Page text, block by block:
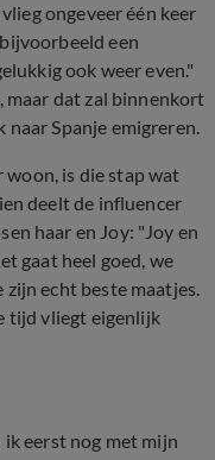
ongeveer één keer
een
ook weer even."
maar dat zal binnenkort
naar Spanje emigreren.
woon, is die stap wat
deelt de influencer
haar en Joy: "Joy en
gaat heel goed, we
zijn echt beste maatjes.
tijd vliegt eigenlijk
eerst nog met mijn